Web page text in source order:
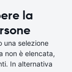
la
una selezione
non è elencata,
In alternativa